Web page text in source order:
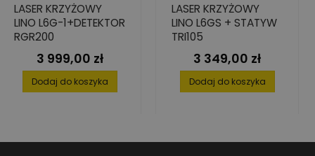
LASER KRZYŻOWY
LINO L6G-1+DETEKTOR
RGR200
Cena
3 999,00 zł
Dodaj do koszyka
LASER KRZYŻOWY
LINO L6GS + STATYW
TRI105
Cena
3 349,00 zł
Dodaj do koszyka